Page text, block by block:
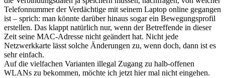
Telefonnummer der Verdächtige mit seinem Laptop online gegangen
ist – sprich: man könnte darüber hinaus sogar ein Bewegungsprofil
erstellen. Das klappt natürlich nur, wenn der Betreffende in dieser
Zeit seine MAC-Adresse nicht geändert hat. Nicht jede
Netzwerkkarte lässt solche Änderungen zu, wenn doch, dann ist es
sehr einfach.
Auf die vielfachen Varianten illegal Zugang zu halb-offenen
WLANs zu bekommen, möchte ich jetzt hier mal nicht eingehen.